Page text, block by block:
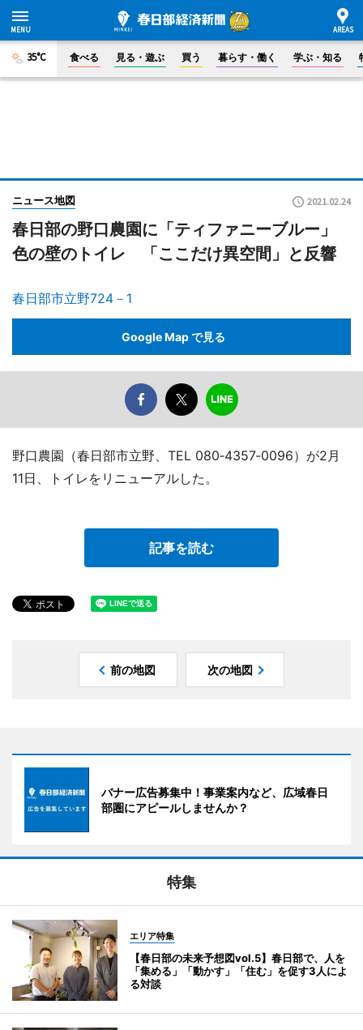
35°C 食べる 見る・遊ぶ 買う 暮らす・働く 学ぶ・知る
ニュース地図 2021.02.24
春日部の野口農園に「ティファニーブルー」
色の壁のトイレ 「ここだけ異空間」と反響
春日部市立野724－1
Google Map で見る
野口農園（春日部市立野、TEL 080‐4357‐0096）が2月
11日、トイレをリニューアルした。
記事を読む
前の地図 次の地図
バナー広告募集中！事業案内など、広域春日
部圏にアピールしませんか？
特集
エリア特集
【春日部の未来予想図vol.5】春日部で、人を
「集める」「動かす」「住む」を促す3人によ
る対談